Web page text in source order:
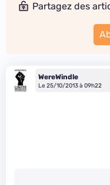
Partagez des
WereWindle
Le 25/10/2013 à 09h22